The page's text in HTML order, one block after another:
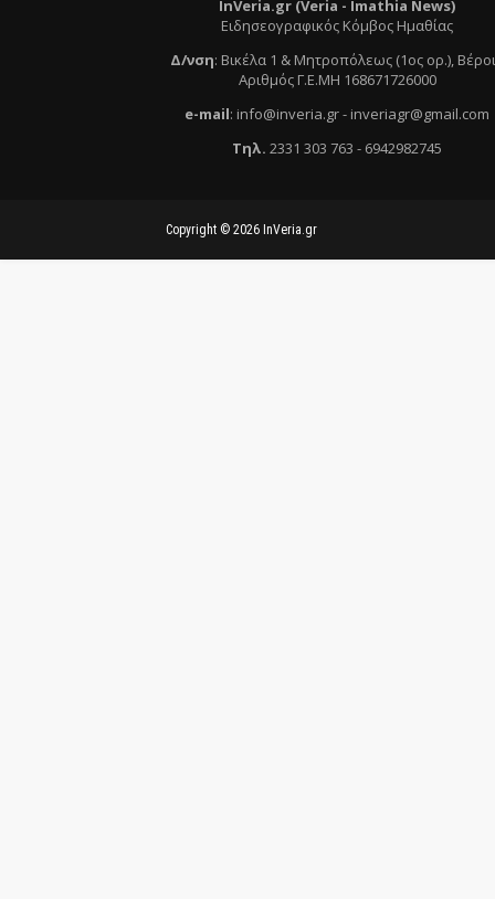
InVeria.gr (Veria - Ιmathia News)
Ειδησεογραφικός Κόμβος Ημαθίας
Δ/νση: Βικέλα 1 & Μητροπόλεως (1ος ορ.),
Αριθμός Γ.Ε.ΜΗ 168671726000
e-mail: info@inveria.gr- inveriagr@gmail.com
Τηλ. 2331 303 763 - 6942982745
Copyright © 2026 InVeria.gr